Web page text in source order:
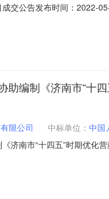
交公告发布时间：2022-
六、成交日期：2022-05-
编制《济南市“十
限公司 中标单位： 中国
济南市“十四五”时期优
四五”时期优化营商环境